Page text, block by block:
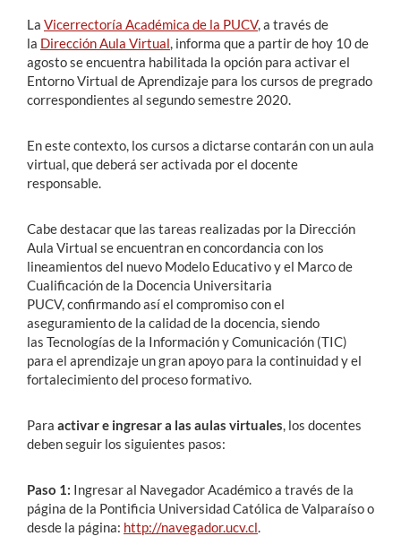
La Vicerrectoría Académica de la PUCV, a través de
la Dirección Aula Virtual, informa que a partir de hoy 10 de
agosto se encuentra habilitada la opción para activar el
Entorno Virtual de Aprendizaje para los cursos de pregrado
correspondientes al segundo semestre 2020.
En este contexto, los cursos a dictarse contarán con un aula
virtual, que deberá ser activada por el docente
responsable.
Cabe destacar que las tareas realizadas por la Dirección
Aula Virtual se encuentran en concordancia con los
lineamientos del nuevo Modelo Educativo y el Marco de
Cualificación de la Docencia Universitaria
PUCV, confirmando así el compromiso con el
aseguramiento de la calidad de la docencia, siendo
las Tecnologías de la Información y Comunicación (TIC)
para el aprendizaje un gran apoyo para la continuidad y el
fortalecimiento del proceso formativo.
Para activar e ingresar a las aulas virtuales, los docentes
deben seguir los siguientes pasos:
Paso 1: Ingresar al Navegador Académico a través de la
página de la Pontificia Universidad Católica de Valparaíso o
desde la página: http://navegador.ucv.cl.